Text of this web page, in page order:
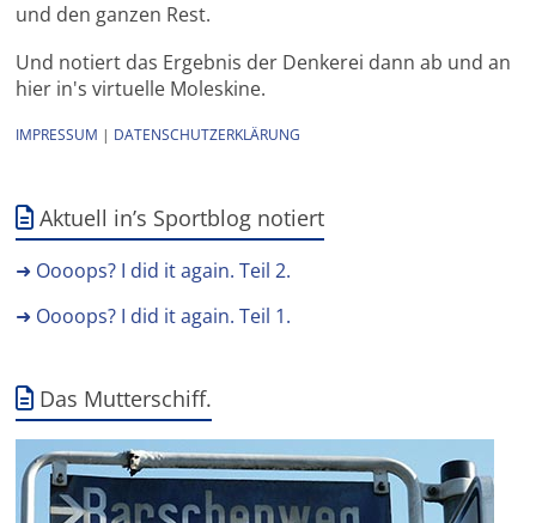
und den ganzen Rest.
Und notiert das Ergebnis der Denkerei dann ab und an
hier in's virtuelle Moleskine.
IMPRESSUM | DATENSCHUTZERKLÄRUNG
Aktuell in’s Sportblog notiert
➜ Oooops? I did it again. Teil 2.
➜ Oooops? I did it again. Teil 1.
Das Mutterschiff.